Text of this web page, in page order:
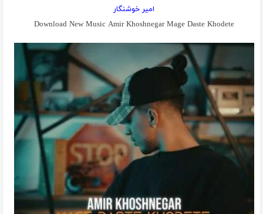
امیر خوشنگار
Download New Music Amir Khoshnegar Mage Daste Khodete